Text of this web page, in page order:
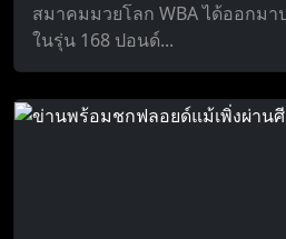
สมาคมมวยโลก WBA ได้ออกมา
ในรุ่น 168 ปอนด์...